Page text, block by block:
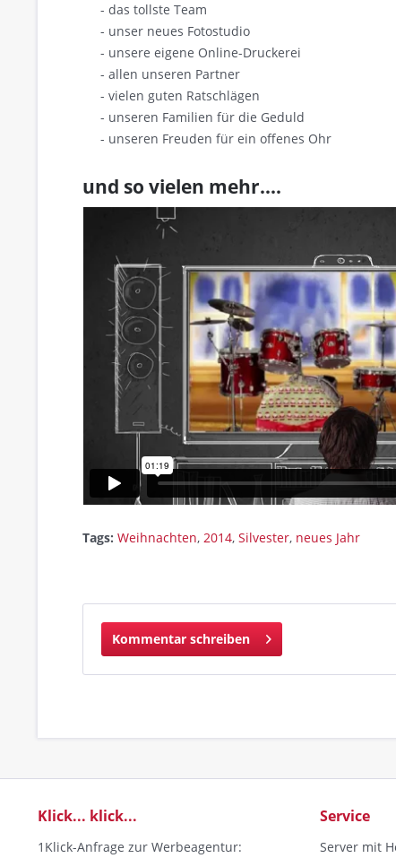
- das tollste Team
- unser neues Fotostudio
- unsere eigene Online-Druckerei
- allen unseren Partner
- vielen guten Ratschlägen
- unseren Familien für die Geduld
- unseren Freuden für ein offenes Ohr
und so vielen mehr....
Tags: Weihnachten, 2014, Silvester, neues Jahr
Kommentar schreiben
Klick... klick...
1Klick-Anfrage zur Werbeagentur:
Service
Server mit